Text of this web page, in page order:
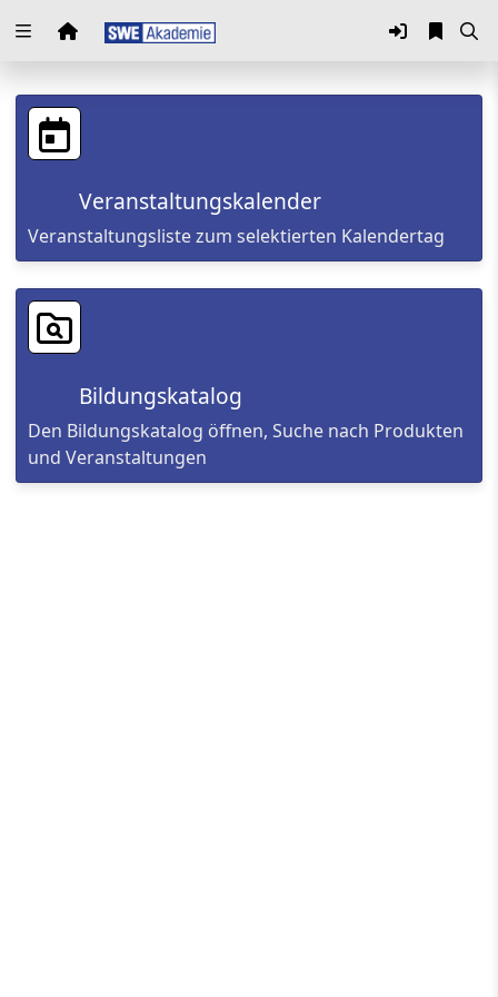
Zuklappen
Loading
Loading
Loading
Loading
Loading
Loading
Veranstaltungskalender
Veranstaltungsliste zum selektierten Kalendertag
Bildungskatalog
Den Bildungskatalog öffnen, Suche nach Produkten
und Veranstaltungen